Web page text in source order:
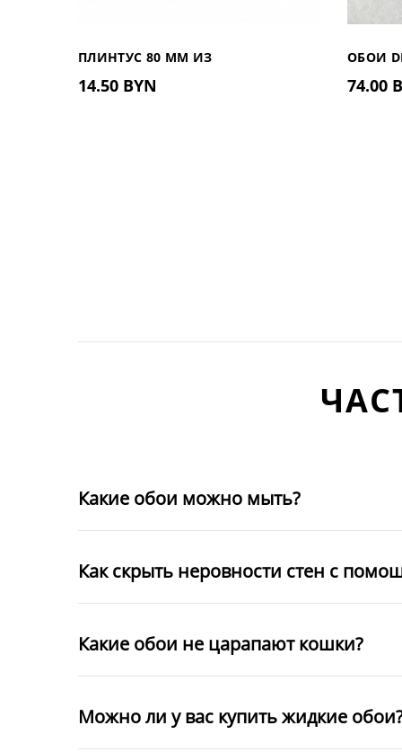
ПЛИНТУС 80 ММ ИЗ
ДЮРОПОЛИМЕРА UHD 01/80, 2М
14.50 BYN
ОБОИ
74.00
Какие обои можно мыть?
Как скрыть неровности стен с
Какие обои не царапают кошки?
Можно ли у вас купить жидкие